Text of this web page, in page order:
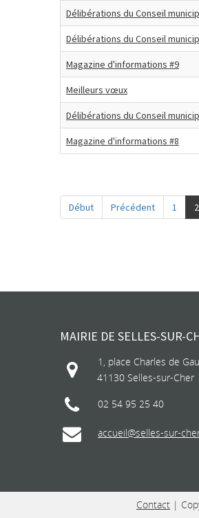
Délibérations du Conseil
Délibérations du Conseil
Magazine d'informations #9
Meilleurs vœux
Délibérations du Conseil
Magazine d'informations #8
Début
Précédent 1 2
MAIRIE DE SELLES-SUR-
1, place Charles de
41130 Selles-sur-Cher
02 54 95 25 40
accueil@selles-sur-
Contact |